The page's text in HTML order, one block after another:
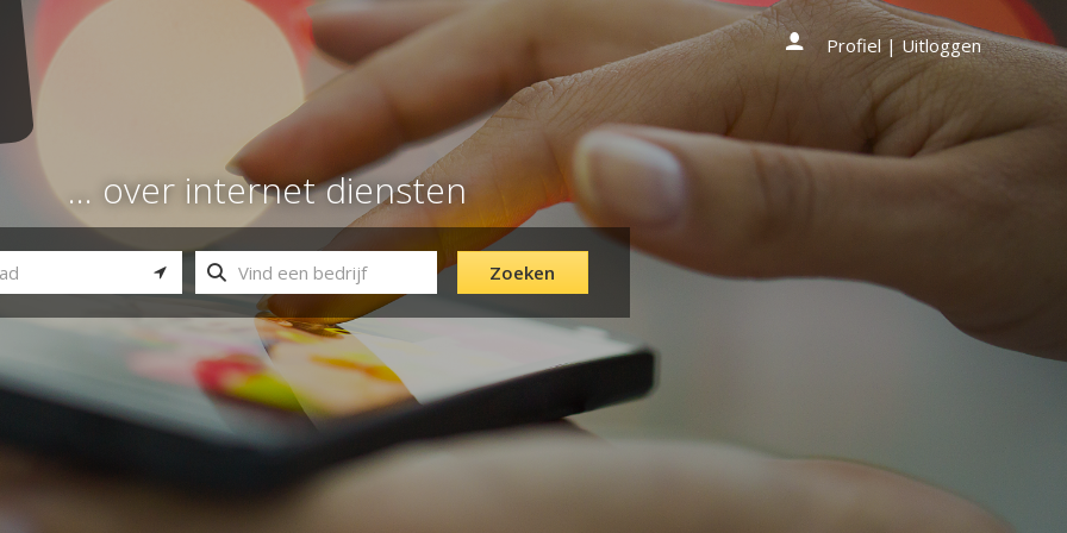
Profiel | Uitloggen
... over internet diensten
Zoeken